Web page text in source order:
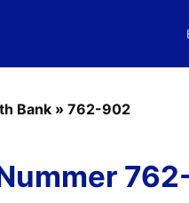
Bank » 762-902